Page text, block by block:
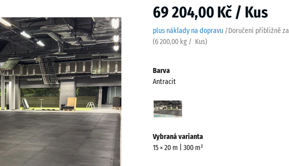
69 204,00 Kč / Kus
plus náklady na dopravu /Doručení přibližně za
(6 200,00 kg / Kus)
Barva
Antracit
(active)
Vybraná varianta
15 × 20 m | 300 m²